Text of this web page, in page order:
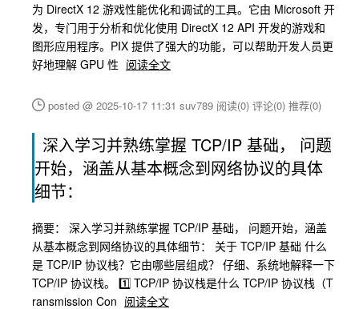
为 DirectX 12 游戏性能优化和调试的工具。它由 Microsoft 开
发，专门用于分析和优化使用 DirectX 12 API 开发的游戏和
图形应用程序。PIX 提供了强大的功能，可以帮助开发人员更
好地理解 GPU 性 阅读全文
posted @ 2025-10-17 11:31 suv789 阅读(0) 评论(0) 推荐(0)
深入学习并熟练掌握 TCP/IP 基础， 问题
开始，涵盖从基本概念到网络协议的具体
细节：
摘要： 深入学习并熟练掌握 TCP/IP 基础， 问题开始，涵盖
从基本概念到网络协议的具体细节： 关于 TCP/IP 基础 什么
是 TCP/IP 协议栈？它由哪些层组成？ 仔细、系统地解释一下
TCP/IP 协议栈。 1️⃣ TCP/IP 协议栈是什么 TCP/IP 协议栈（T
ransmission Con 阅读全文